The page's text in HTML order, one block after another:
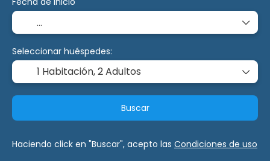
Seleccionar huéspedes:
1 Habitación,2 Adultos
Buscar
Haciendo click en "Buscar", acepto las Condiciones de uso